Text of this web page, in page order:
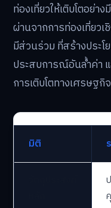
ท่องเที่ยวให้เติบโตอย่า
ผ่านจากการท่องเที่ยว
มีส่วนร่วม ที่สร้างประโ
ประสบการณ์อันล้ำค่า
การเติบโตทางเศรษฐกิ
มิติ